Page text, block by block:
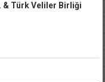
& Türk Veliler Birliği